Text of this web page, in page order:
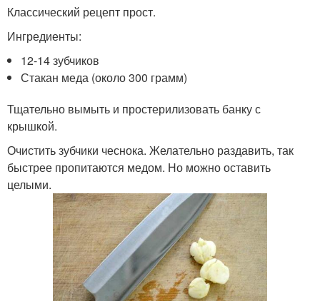
Классический рецепт прост.
Ингредиенты:
12-14 зубчиков
Стакан меда (около 300 грамм)
Тщательно вымыть и простерилизовать банку с
крышкой.
Очистить зубчики чеснока. Желательно раздавить, так
быстрее пропитаются медом. Но можно оставить
целыми.